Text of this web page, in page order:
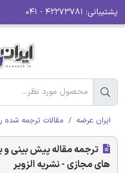
پشتیبانی:
ایران عرضه مقالات ترجمه شده
ترجمه مقاله پیش بینی و
های مجازی - نشریه الزویر